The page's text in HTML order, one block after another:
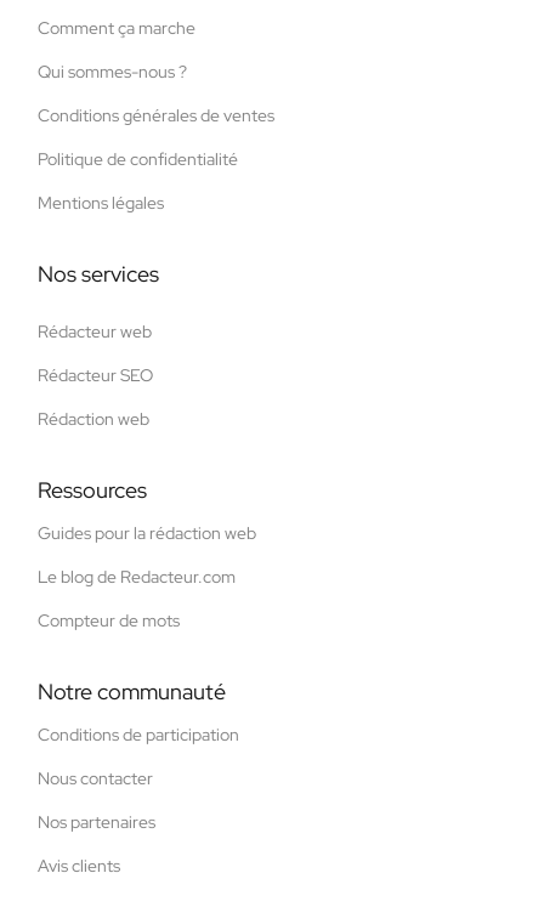
Comment ça marche
Qui sommes-nous ?
Conditions générales de ventes
Politique de confidentialité
Mentions légales
Nos services
Rédacteur web
Rédacteur SEO
Rédaction web
Ressources
Guides pour la rédaction web
Le blog de Redacteur.com
Compteur de mots
Notre communauté
Conditions de participation
Nous contacter
Nos partenaires
Avis clients